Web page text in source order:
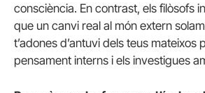
consciència. En contrast, els filòsofs
que un canvi real al món extern
t’adones d’antuvi dels teus mateixos
pensament interns i els investigues